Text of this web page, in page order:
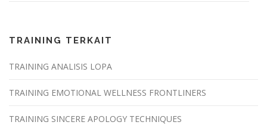
TRAINING TERKAIT
TRAINING ANALISIS LOPA
TRAINING EMOTIONAL WELLNESS FRONTLINERS
TRAINING SINCERE APOLOGY TECHNIQUES